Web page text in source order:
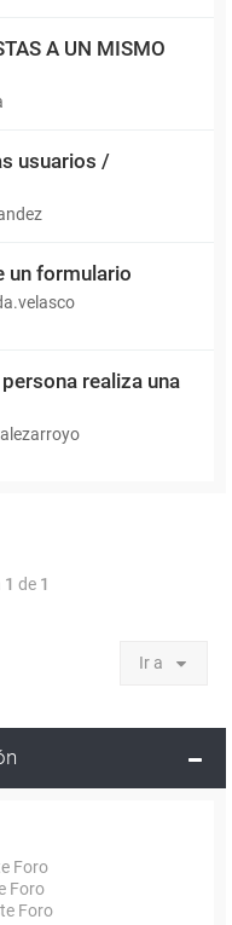
A UN MISMO
usuarios /
un formulario
realiza una
1 de 1
Ir a
Foro
Foro
Foro